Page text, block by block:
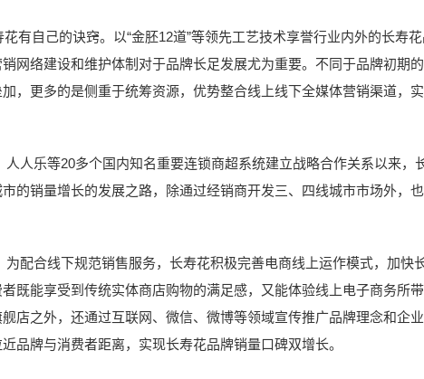
自己的诀窍。以“金胚12道”等领先工艺技术享誉行业内外的长寿
网络建设和维护体制对于品牌长足发展尤为重要。不同于品牌初期
，更多的是侧重于统筹资源，优势整合线上线下全媒体营销渠道，
乐等20多个国内知名重要连锁商超系统建立战略合作关系以来，
的销量增长的发展之路，除通过经销商开发三、四线城市市场外，
合线下规范销售服务，长寿花积极完善电商线上运作模式，加快
既能享受到传统实体商店购物的满足感，又能体验线上电子商务所
店之外，还通过互联网、微信、微博等领域宣传推广品牌理念和企
品牌与消费者距离，实现长寿花品牌销量口碑双增长。